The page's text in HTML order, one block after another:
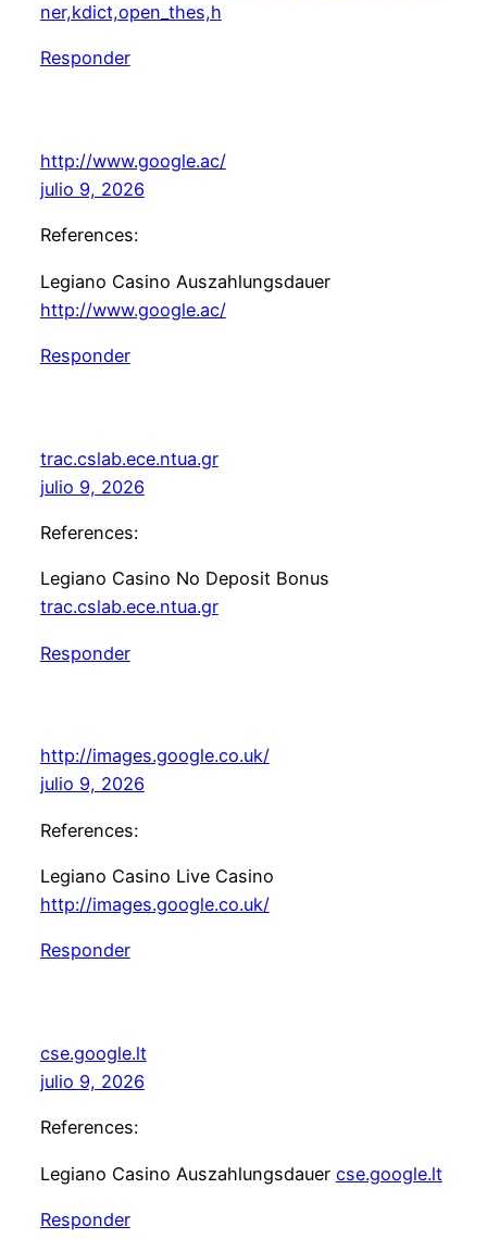
ner,kdict,open_thes,h
Responder
http://www.google.ac/
julio 9, 2026
References:
Legiano Casino Auszahlungsdauer
http://www.google.ac/
Responder
trac.cslab.ece.ntua.gr
julio 9, 2026
References:
Legiano Casino No Deposit Bonus
trac.cslab.ece.ntua.gr
Responder
http://images.google.co.uk/
julio 9, 2026
References:
Legiano Casino Live Casino
http://images.google.co.uk/
Responder
cse.google.lt
julio 9, 2026
References:
Legiano Casino Auszahlungsdauer cse.google.lt
Responder